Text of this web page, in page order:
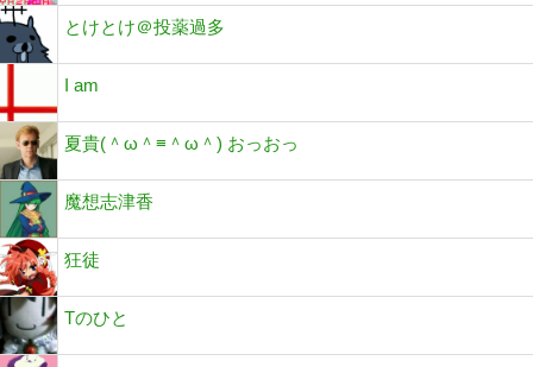
とけとけ＠投薬過多
I am
夏貴(＾ω＾≡＾ω＾) おっおっ
魔想志津香
狂徒
Tのひと